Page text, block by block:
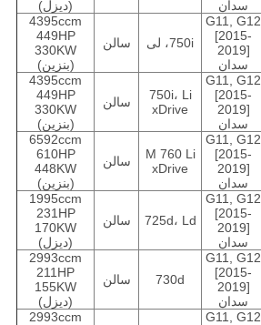
سدان
(دیزل)
G11, G12
[2015-
2019]
سدان
750i، لی سالن
4395ccm
449HP
330KW
(بنزین)
G11, G12
[2015-
2019]
سدان
750i، Li
xDrive
سالن
4395ccm
449HP
330KW
(بنزین)
G11, G12
[2015-
2019]
سدان
M 760 Li
xDrive
سالن
6592ccm
610HP
448KW
(بنزین)
G11, G12
[2015-
2019]
سدان
725d، Ld سالن
1995ccm
231HP
170KW
(دیزل)
G11, G12
[2015-
2019]
سدان
730d سالن
2993ccm
211HP
155KW
(دیزل)
G11, G12
2993ccm